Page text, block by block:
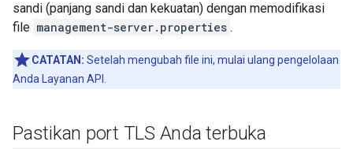
sandi (panjang sandi dan kekuatan) dengan memodifikasi
file management-server.properties .
CATATAN: Setelah mengubah file ini, mulai ulang pengelolaan
Anda Layanan API.
Pastikan port TLS Anda terbuka